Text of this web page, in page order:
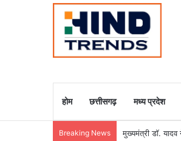
होम छत्तीसगढ़ मध्य प्रदेश
Breaking News मुख्यमंत्री डॉ. यादव